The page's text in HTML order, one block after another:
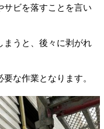
サビを落すことを言い
まうと、後々に剥がれ
な作業となります。